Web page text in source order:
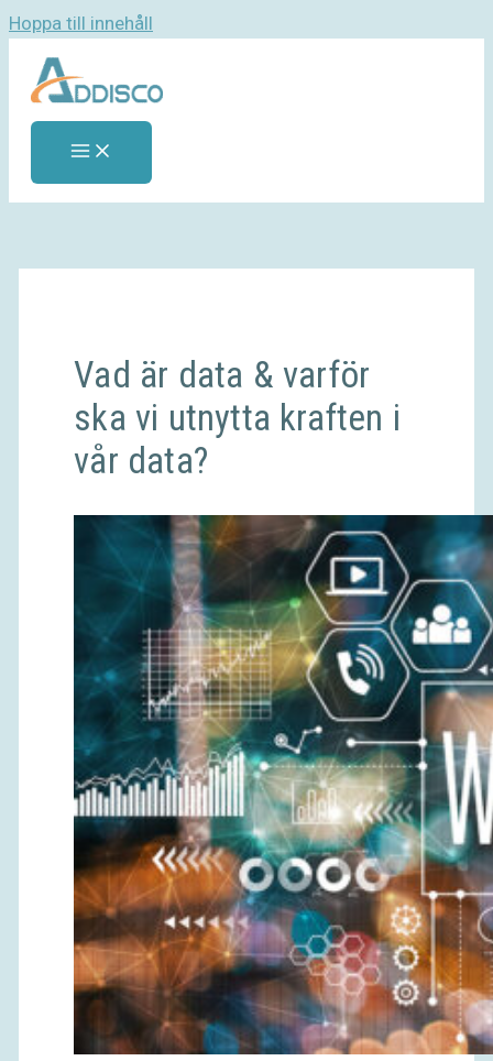
Hoppa till innehåll
Vad är data & varför
ska vi utnytta kraften i
vår data?